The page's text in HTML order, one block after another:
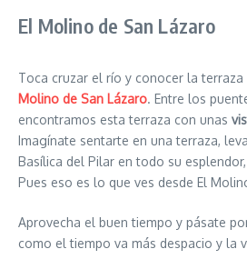
El Molino de San Lázaro
Toca cruzar el río y conocer la
Molino de San Lázaro. Entre los
encontramos esta terraza con unas
Imagínate sentarte en una terraza,
Basílica del Pilar en todo su
Pues eso es lo que ves desde El
Aprovecha el buen tiempo y pásate
como el tiempo va más despacio y la